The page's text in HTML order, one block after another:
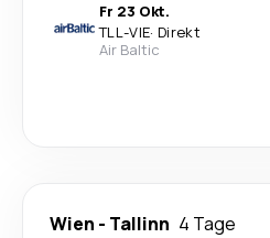
Fr 23 Okt.
TLL-VIE· Direkt
Air Baltic
Wien - Tallinn 4 Tage